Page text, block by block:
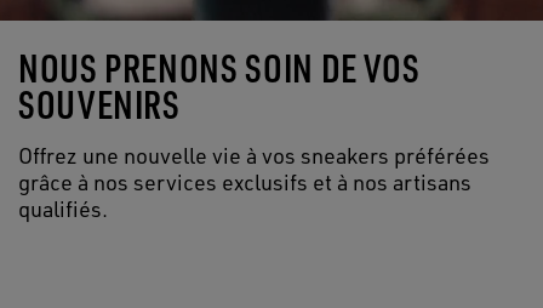
NOUS PRENONS SOIN DE VOS
SOUVENIRS
Offrez une nouvelle vie à vos sneakers préférées
grâce à nos services exclusifs et à nos artisans
qualifiés.